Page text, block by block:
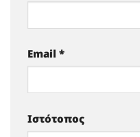
Email *
Ιστότοπος